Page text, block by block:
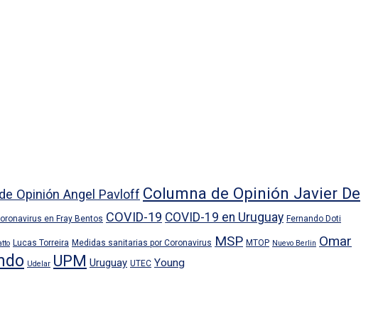
Opinión Angel Pavloff Columna de Opinión Javier De
en Fray Bentos COVID-19 COVID-19 en Uruguay Fernando Doti
Lucas Torreira Medidas sanitarias por Coronavirus MSP MTOP Nuevo Berlin Omar
Udelar UPM Uruguay UTEC Young